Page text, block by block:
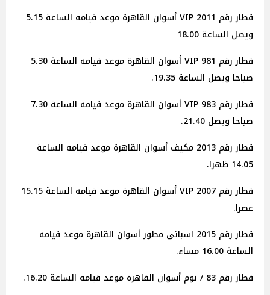
قطار رقم 2011 VIP أسوان القاهرة موعد قيامه الساعة 5.15
ويصل الساعة 18.00
قطار رقم 981 VIP أسوان القاهرة موعد قيامه الساعة 5.30
صباحا ويصل الساعة 19.35.
قطار رقم 983 VIP أسوان القاهرة موعد قيامه الساعة 7.30
صباحا ويصل 21.40.
قطار رقم 2013 مكيف أسوان القاهرة موعد قيامه الساعة
14.05 ظهرا.
قطار رقم 2007 VIP أسوان القاهرة موعد قيامه الساعة 15.15
عصرا.
قطار رقم 2015 اسبانى مطور أسوان القاهرة موعد قيامه
الساعة 16.00 مساء.
قطار رقم 83 / نوم أسوان القاهرة موعد قيامه الساعة 16.20.